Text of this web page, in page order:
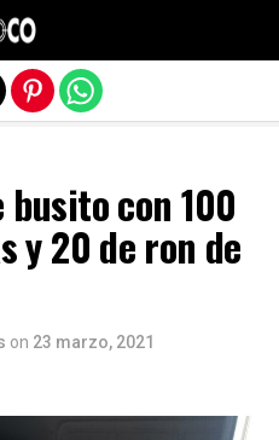
con 100
y 20 de ron de
on 23 marzo, 2021
móvil